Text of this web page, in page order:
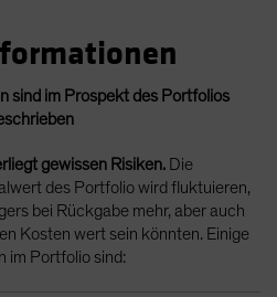
sind im Prospekt des Portfolios
gewissen Risiken. Die
des Portfolio wird fluktuieren,
bei Rückgabe mehr, aber auch
Kosten wert sein könnten. Einige
im Portfolio sind: